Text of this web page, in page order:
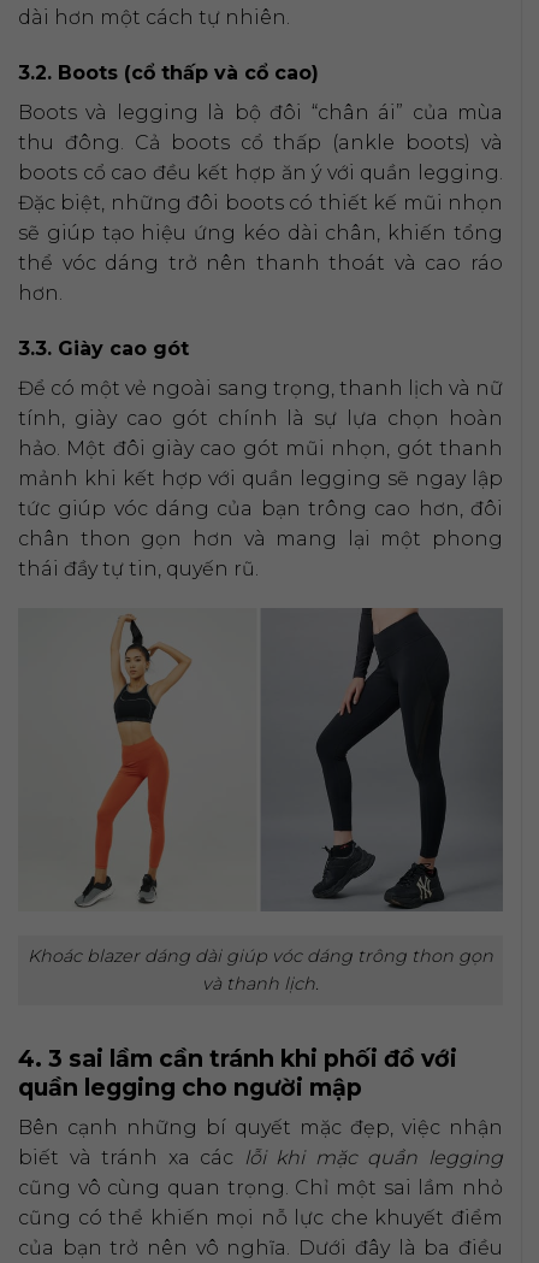
dài hơn một cách tự nhiên.
3.2. Boots (cổ thấp và cổ cao)
Boots và legging là bộ đôi “chân ái” của mùa
thu đông. Cả boots cổ thấp (ankle boots) và
boots cổ cao đều kết hợp ăn ý với quần legging.
Đặc biệt, những đôi boots có thiết kế mũi nhọn
sẽ giúp tạo hiệu ứng kéo dài chân, khiến tổng
thể vóc dáng trở nên thanh thoát và cao ráo
hơn.
3.3. Giày cao gót
Để có một vẻ ngoài sang trọng, thanh lịch và nữ
tính, giày cao gót chính là sự lựa chọn hoàn
hảo. Một đôi giày cao gót mũi nhọn, gót thanh
mảnh khi kết hợp với quần legging sẽ ngay lập
tức giúp vóc dáng của bạn trông cao hơn, đôi
chân thon gọn hơn và mang lại một phong
thái đầy tự tin, quyến rũ.
Khoác blazer dáng dài giúp vóc dáng trông thon gọn
và thanh lịch.
4. 3 sai lầm cần tránh khi phối đồ với
quần legging cho người mập
Bên cạnh những bí quyết mặc đẹp, việc nhận
biết và tránh xa các lỗi khi mặc quần legging
cũng vô cùng quan trọng. Chỉ một sai lầm nhỏ
cũng có thể khiến mọi nỗ lực che khuyết điểm
của bạn trở nên vô nghĩa. Dưới đây là ba điều